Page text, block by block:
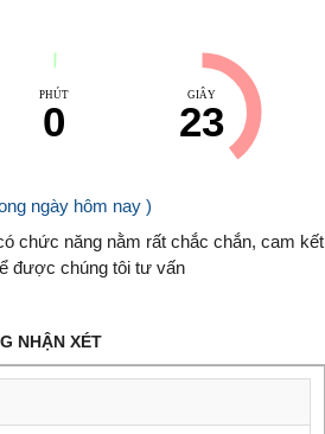
PHÚT
0
GIÂY
22
ngày hôm nay )
chức năng nằm rất chắc chắn, cam kết
được chúng tôi tư vấn
NHẬN XÉT